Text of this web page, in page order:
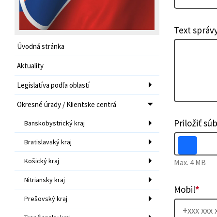
Úvodná stránka
Aktuality
Legislatíva podľa oblastí
Okresné úrady / Klientske centrá
Banskobystrický kraj
Bratislavský kraj
Košický kraj
Nitriansky kraj
Prešovský kraj
Text
Priložiť
Max. 4 MB
Mobil*